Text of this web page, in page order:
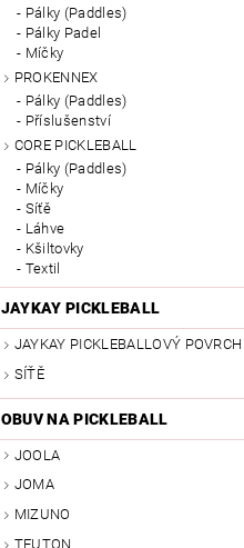
Pálky (Paddles)
Pálky Padel
Míčky
PROKENNEX
Pálky (Paddles)
Příslušenství
CORE PICKLEBALL
Pálky (Paddles)
Míčky
Síťě
Láhve
Kšiltovky
Textil
JAYKAY PICKLEBALL
JAYKAY PICKLEBALLOVÝ POVRCH
SÍŤĚ
OBUV NA PICKLEBALL
JOOLA
JOMA
MIZUNO
TEUTON